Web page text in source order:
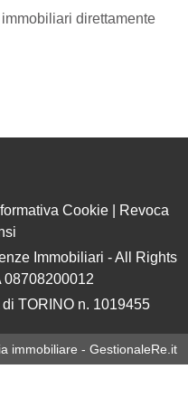
direttamente
Cookie|
Revoca
Immobiliari - All Rights
08708200012
TORINO n. 1019455
immobiliare - GestionaleRe.it